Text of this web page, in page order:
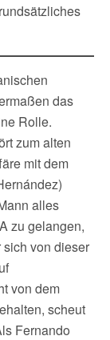
das
Rolle.
zum alten
mit dem
alles
zu gelangen,
von dieser
von dem
scheut
Fernando